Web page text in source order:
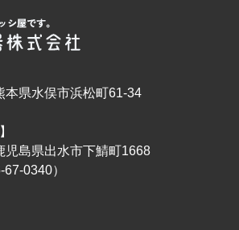
本県水俣市浜松町61-34
児島県出水市下鯖町1668
67-0340）